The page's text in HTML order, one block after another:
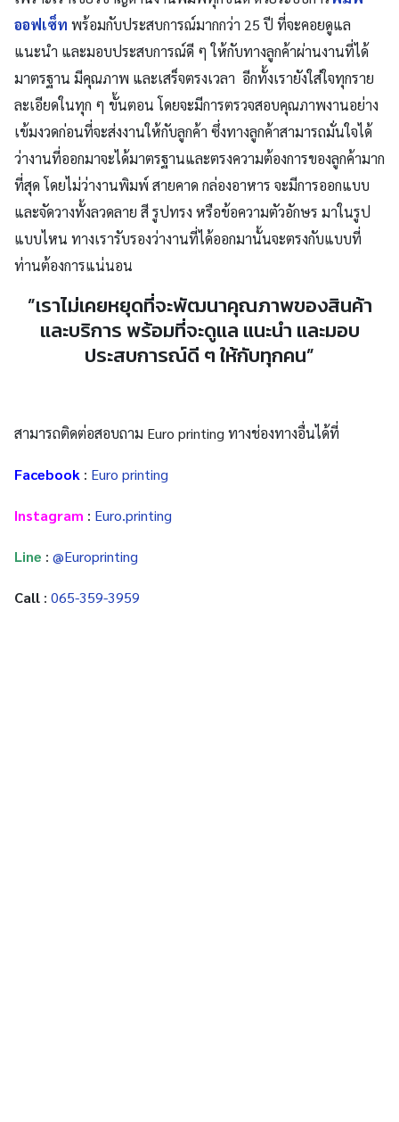
ออฟเซ็ท พร้อมกับประสบการณ์มากกว่า 25 ปี ที่จะคอยดูแล
แนะนำ และมอบประสบการณ์ดี ๆ ให้กับทางลูกค้าผ่านงานที่ได้
มาตรฐาน มีคุณภาพ และเสร็จตรงเวลา อีกทั้งเรายังใส่ใจทุกราย
ละเอียดในทุก ๆ ขั้นตอน โดยจะมีการตรวจสอบคุณภาพงานอย่าง
เข้มงวดก่อนที่จะส่งงานให้กับลูกค้า ซึ่งทางลูกค้าสามารถมั่นใจได้
ว่างานที่ออกมาจะได้มาตรฐานและตรงความต้องการของลูกค้ามาก
ที่สุด โดยไม่ว่างานพิมพ์ สายคาด กล่องอาหาร จะมีการออกแบบ
และจัดวางทั้งลวดลาย สี รูปทรง หรือข้อความตัวอักษร มาในรูป
แบบไหน ทางเรารับรองว่างานที่ได้ออกมานั้นจะตรงกับแบบที่
ท่านต้องการแน่นอน
”เราไม่เคยหยุดที่จะพัฒนาคุณภาพของสินค้า
และบริการ พร้อมที่จะดูแล แนะนำ และมอบ
ประสบการณ์ดี ๆ ให้กับทุกคน”
สามารถติดต่อสอบถาม Euro printing ทางช่องทางอื่นได้ที่
Facebook : Euro printing
Instagram : Euro.printing
Line : @Europrinting
Call : 065-359-3959